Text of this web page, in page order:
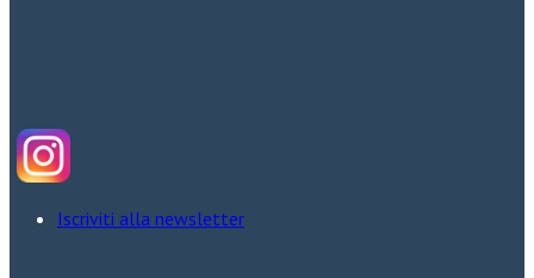
Iscriviti alla newsletter